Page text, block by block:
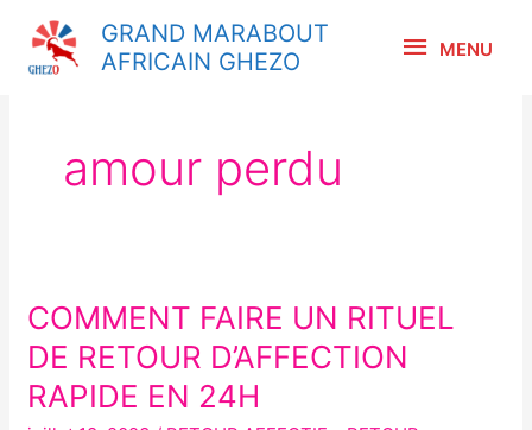
contenu
GRAND MARABOUT
AFRICAIN GHEZO
MENU
amour perdu
COMMENT FAIRE UN RITUEL
DE RETOUR D’AFFECTION
RAPIDE EN 24H
COMMENT
FAIRE
RITUEL